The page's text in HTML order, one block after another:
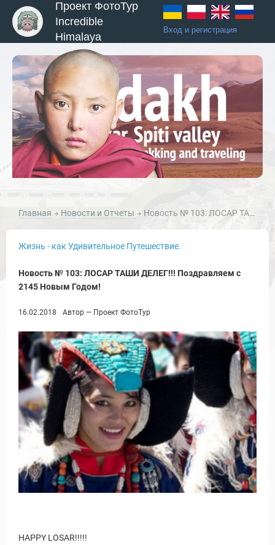
и Туры
Новости и Отчеты
Проект ФотоТур
Incredible
Himalaya
Вход и регистрация
Главная Новости и Отчеты Новость № 103: ЛОСАР ТАШИ ДЕЛЕГ!!! Поздравляем с 2145 Новым Годом!
Жизнь - как Удивительное Путешествие.
Новость № 103: ЛОСАР ТАШИ ДЕЛЕГ!!! Поздравляем с
2145 Новым Годом!
16.02.2018 Автор — Проект ФотоТур
HAPPY LOSAR!!!!!